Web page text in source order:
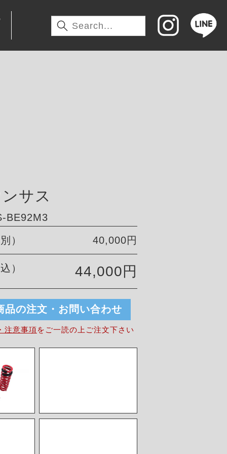
サス
BE92M3
） 40,000円
） 44,000円
品の注文・お問い合わせ
注意事項を ご一読の上ご注文下さい